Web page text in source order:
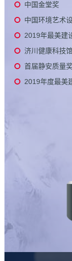
中国金堂奖
中国环境艺术
2019年最美建
济川健康科技
首届静安质量
2019年度最美